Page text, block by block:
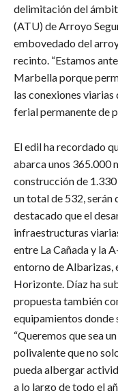
delimitación del
(ATU) de Arroyo
embovedado del
recinto. “Estamos
Marbella porque
las conexiones
ferial permanente de
​El edil ha recordado
abarca unos 365.000
construcción de
un total de 532, serán
destacado que el
infraestructuras
entre La Cañada y la
entorno de Albarizas,
Horizonte. Díaz ha
propuesta también
equipamientos
“Queremos que sea
polivalente que no
pueda albergar
a lo largo de todo el